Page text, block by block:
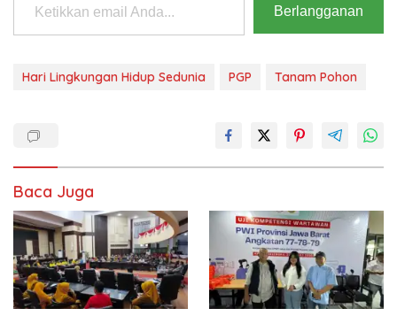
Berlangganan
Hari Lingkungan Hidup Sedunia PGP Tanam Pohon
Baca Juga